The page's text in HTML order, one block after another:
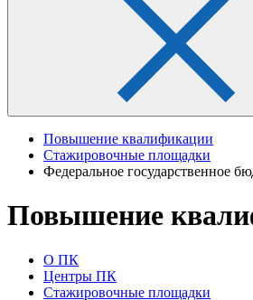
Повышение квалификации
Стажировочные площадки
Федеральное государственное
Повышение
О ПК
Центры ПК
Стажировочные площадки